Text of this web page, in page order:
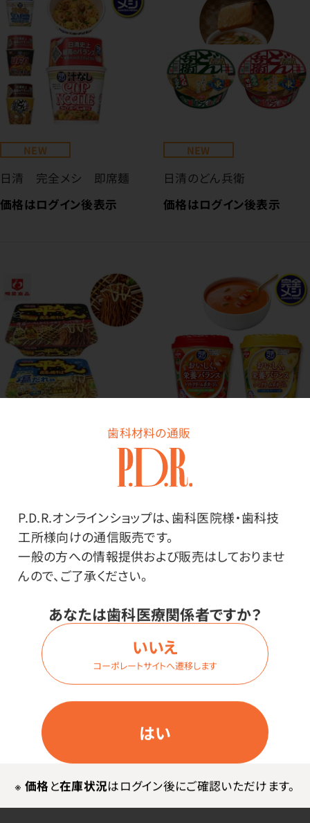
歯科材料の通販
P.D.R.オンラインショップは、歯科医院様・歯科技
工所様向けの通信販売です。
一般の方への情報提供および販売はしておりませ
んので、ご了承ください。
あなたは歯科医療関係者ですか？
はい
いいえ
コーポレートサイトへ遷移します
※ 価格と在庫状況はログイン後にご確認いただけます。
NEW
日清 完全メシ 即席麺
価格はログイン後表示
NEW
日清のどん兵衛
価格はログイン後表示
明星 一平ちゃん夜店の焼
価格はログイン後表示
NEW
日清 完全メシ スープ
価格はログイン後表示
NEW